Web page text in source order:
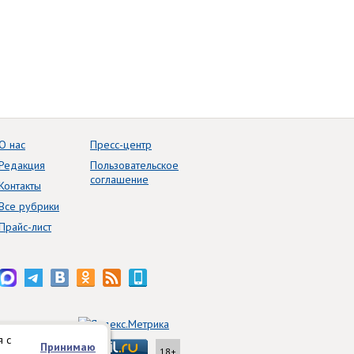
с
Принимаю
нас
рубрики
лист
Пресс-центр
Пользовательское
соглашение
18+